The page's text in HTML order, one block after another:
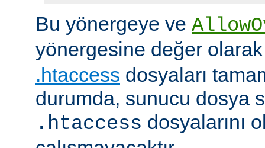
Bu yönergeye ve
yönergesine değer
.htaccess dosyaları
durumda, sunucu dosya
.htaccess dosyalarını